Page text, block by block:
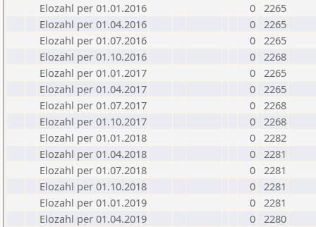
Elozahl per 01.01.2016
0 2265
Elozahl per 01.04.2016
0 2265
Elozahl per 01.07.2016
0 2265
Elozahl per 01.10.2016
0 2268
Elozahl per 01.01.2017
0 2265
Elozahl per 01.04.2017
0 2265
Elozahl per 01.07.2017
0 2268
Elozahl per 01.10.2017
0 2268
Elozahl per 01.01.2018
0 2282
Elozahl per 01.04.2018
0 2281
Elozahl per 01.07.2018
0 2281
Elozahl per 01.10.2018
0 2281
Elozahl per 01.01.2019
0 2281
Elozahl per 01.04.2019
0 2280